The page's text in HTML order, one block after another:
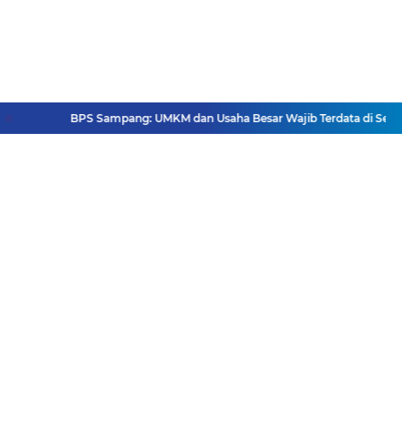
BPS Sampang: UMKM dan Usaha Besar Wajib Terdata di